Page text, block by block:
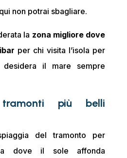
non potrai sbagliare.
la zona migliore dove
per chi visita l’isola per
il mare sempre
più belli
del tramonto per
dove il sole affonda